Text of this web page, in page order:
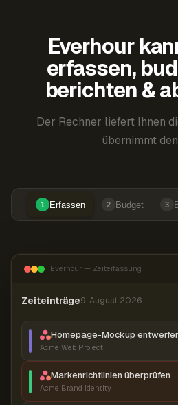
Everhour
erfassen,
berichten &
Der Rechner liefert Ihnen
übernimmt
1 Erfassen 2 Budget 3
Everhour — Zeiterfassung
Zeiteinträge9. August 2026
Homepage-Mockup
Acme Web Project
Markenrichtlinien überprüfen
Acme Brand Identity